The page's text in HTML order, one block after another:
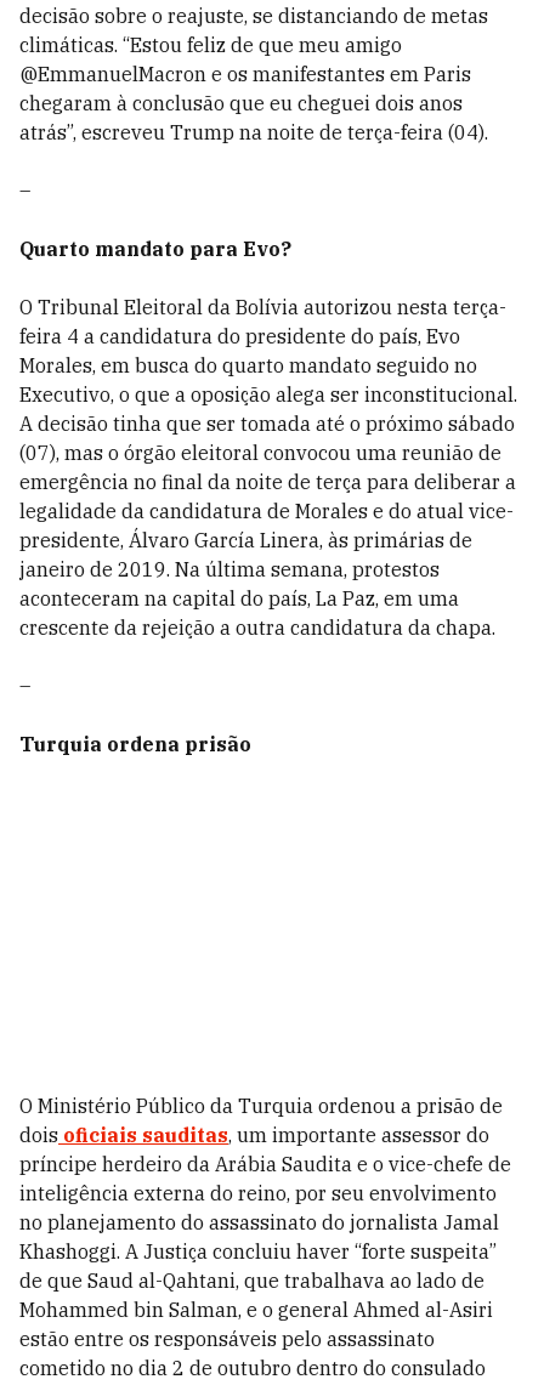
decisão sobre o reajuste, se distanciando de metas
climáticas. “Estou feliz de que meu amigo
@EmmanuelMacron e os manifestantes em Paris
chegaram à conclusão que eu cheguei dois anos
atrás”, escreveu Trump na noite de terça-feira (04).
–
Quarto mandato para Evo?
O Tribunal Eleitoral da Bolívia autorizou nesta terça-
feira 4 a candidatura do presidente do país, Evo
Morales, em busca do quarto mandato seguido no
Executivo, o que a oposição alega ser inconstitucional.
A decisão tinha que ser tomada até o próximo sábado
(07), mas o órgão eleitoral convocou uma reunião de
emergência no final da noite de terça para deliberar a
legalidade da candidatura de Morales e do atual vice-
presidente, Álvaro García Linera, às primárias de
janeiro de 2019. Na última semana, protestos
aconteceram na capital do país, La Paz, em uma
crescente da rejeição a outra candidatura da chapa.
–
Turquia ordena prisão
O Ministério Público da Turquia ordenou a prisão de
dois oficiais sauditas, um importante assessor do
príncipe herdeiro da Arábia Saudita e o vice-chefe de
inteligência externa do reino, por seu envolvimento
no planejamento do assassinato do jornalista Jamal
Khashoggi. A Justiça concluiu haver “forte suspeita”
de que Saud al-Qahtani, que trabalhava ao lado de
Mohammed bin Salman, e o general Ahmed al-Asiri
estão entre os responsáveis pelo assassinato
cometido no dia 2 de outubro dentro do consulado